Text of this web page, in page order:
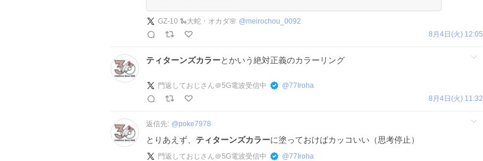
GZ-10 🐍大蛇・オカダ🌸 @meirochou_0092
8月4日(火) 12:05
ティターンズカラーとかいう絶対正義のカラーリング
門返しておじさん＠5G電波受信中 @77Iroha
8月4日(火) 11:32
返信先: @poke7978
とりあえず、 ティターンズカラーに塗っておけばカッコいい（思考停止）
門返しておじさん＠5G電波受信中 @77Iroha